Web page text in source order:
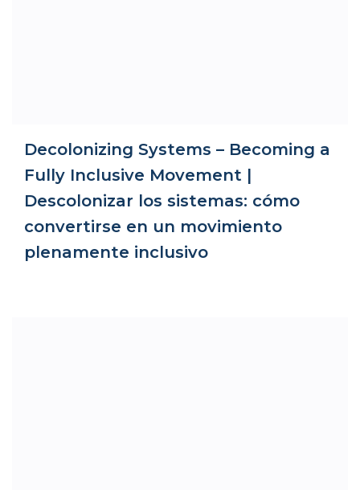
Decolonizing Systems – Becoming a
Fully Inclusive Movement |
Descolonizar los sistemas: cómo
convertirse en un movimiento
plenamente inclusivo